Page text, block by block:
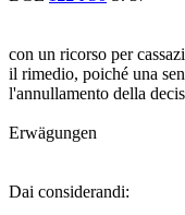
con un ricorso per
il rimedio, poiché una
l'annullamento della
Erwägungen
Dai considerandi: